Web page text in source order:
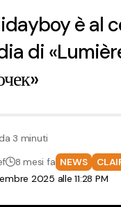
è al
di
2025 alle 11:28 PM
8 mesi fa NEWS
3 minuti